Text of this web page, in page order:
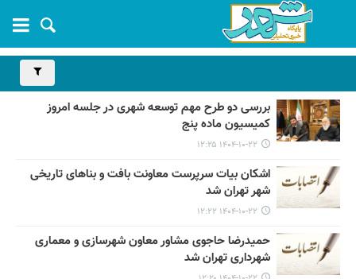
بررسی دو طرح مهم توسعه شهری در جلسه امروز
کمیسیون ماده پنج
۱۴۰۴-۱۰-۲۲ ۱۲:۲۵
اشکان بیات سرپرست معاونت بافت و بناهای تاریخی
شهر تهران شد
۱۴۰۴-۱۰-۲۲ ۱۲:۲۲
حمیدرضا حاجوی مشاور معاون شهرسازی و معماری
شهرداری تهران شد